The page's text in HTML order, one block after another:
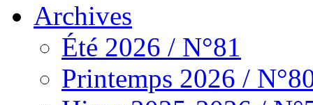
Archives
Été 2026 / N°81
Printemps 2026 /